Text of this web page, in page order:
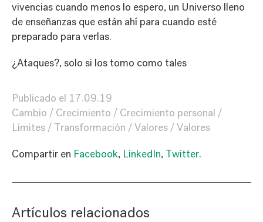
vivencias cuando menos lo espero, un Universo lleno
de enseñanzas que están ahí para cuando esté
preparado para verlas.
¿Ataques?, solo si los tomo como tales
Publicado el 17.09.19
Cambio
Crecimiento
Crecimiento personal
Límites
Transformación Valores Valores
Compartir en Facebook, LinkedIn, Twitter.
Artículos relacionados